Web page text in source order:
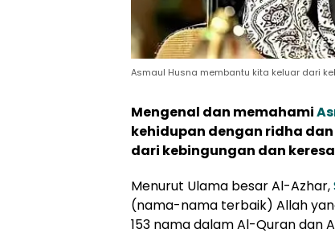
Asmaul Husna membantu kita keluar dari
Mengenal dan memahami
kehidupan dengan ridha
dari kebingungan dan
Menurut Ulama besar Al-Azhar,
(nama-nama terbaik) Allah
153 nama dalam Al-Quran dan